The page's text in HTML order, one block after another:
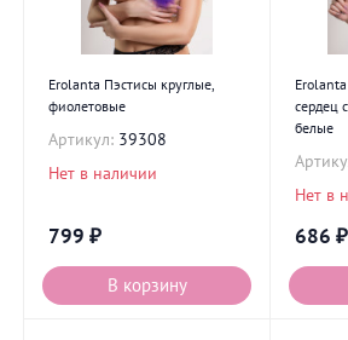
Erolanta Пэстисы круглые,
фиолетовые
Артикул: 39308
Нет в наличии
799 ₽
В корзину
сердец
белые
Нет в
686 ₽